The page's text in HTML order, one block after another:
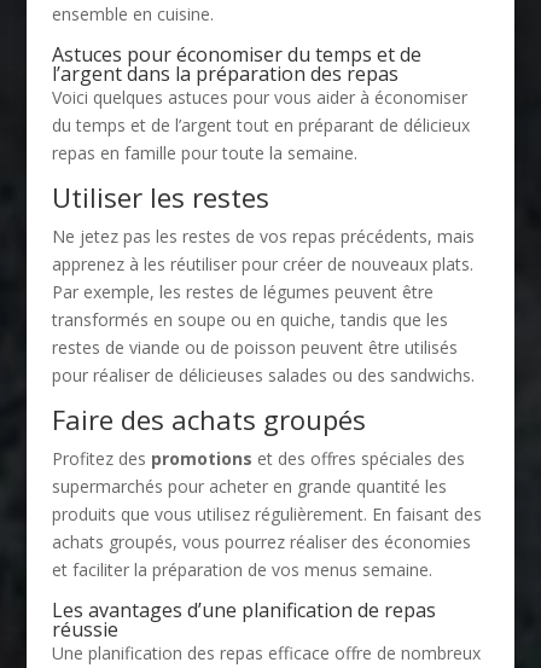
ensemble en cuisine.
Astuces pour économiser du temps et de
l’argent dans la préparation des repas
Voici quelques astuces pour vous aider à économiser
du temps et de l’argent tout en préparant de délicieux
repas en famille pour toute la semaine.
Utiliser les restes
Ne jetez pas les restes de vos repas précédents, mais
apprenez à les réutiliser pour créer de nouveaux plats.
Par exemple, les restes de légumes peuvent être
transformés en soupe ou en quiche, tandis que les
restes de viande ou de poisson peuvent être utilisés
pour réaliser de délicieuses salades ou des sandwichs.
Faire des achats groupés
Profitez des promotions et des offres spéciales des
supermarchés pour acheter en grande quantité les
produits que vous utilisez régulièrement. En faisant des
achats groupés, vous pourrez réaliser des économies
et faciliter la préparation de vos menus semaine.
Les avantages d’une planification de repas
réussie
Une planification des repas efficace offre de nombreux